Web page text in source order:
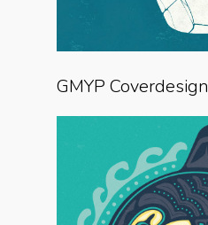
GMYP Coverdesign